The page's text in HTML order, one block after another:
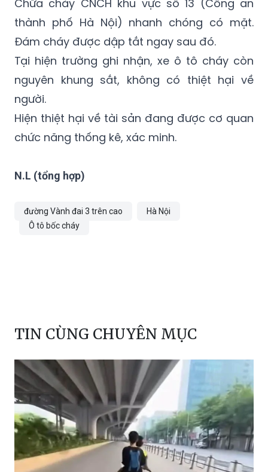
Đám cháy được dập tắt ngay sau đó.
Tại hiện trường ghi nhận, xe ô tô cháy còn
nguyên khung sắt, không có thiệt hại về
người.
Hiện thiệt hại về tài sản đang được cơ quan
chức năng thống kê, xác minh.
N.L (tổng hợp)
đường Vành đai 3 trên cao